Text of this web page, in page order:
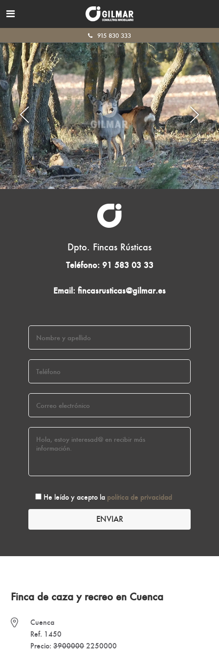
915 830 333
Dpto. Fincas Rústicas
Teléfono: 91 583 03 33
Email: fincasrusticas@gilmar.es
He leído y acepto la política de privacidad
Finca de caza y recreo en Cuenca
Cuenca
Ref. 1450
Precio:39000002250000